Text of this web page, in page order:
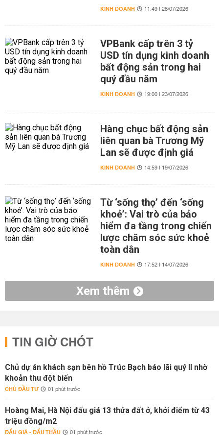
KINH DOANH 11:49 | 28/07/2026
VPBank cấp trên 3 tỷ
USD tín dụng kinh doanh
bất động sản trong hai
quý đầu năm
KINH DOANH 19:00 | 23/07/2026
Hàng chục bất động sản
liên quan bà Trương Mỹ
Lan sẽ được định giá
KINH DOANH 14:59 | 19/07/2026
Từ ‘sống thọ’ đến ‘sống
khoẻ’: Vai trò của bảo
hiểm đa tầng trong chiến
lược chăm sóc sức khoẻ
toàn dân
KINH DOANH 17:52 | 14/07/2026
Xem thêm
TIN GIỜ CHÓT
Chủ dự án khách sạn bên hồ Trúc Bạch báo lãi quý II nhờ
khoản thu đột biến
CHỦ ĐẦU TƯ 01 phút trước
Hoàng Mai, Hà Nội đấu giá 13 thửa đất ở, khởi điểm từ 43
triệu đồng/m2
ĐẤU GIÁ - ĐẤU THẦU 01 phút trước